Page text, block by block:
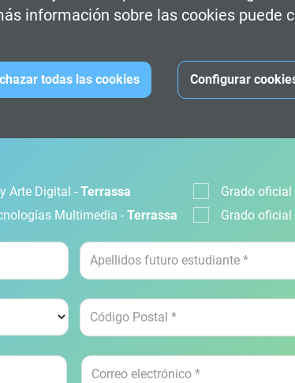
información sobre las cookies puede
todas las cookies Configurar
Arte Digital - Terrassa
Multimedia - Terrassa
Grado oficial
Grado oficial